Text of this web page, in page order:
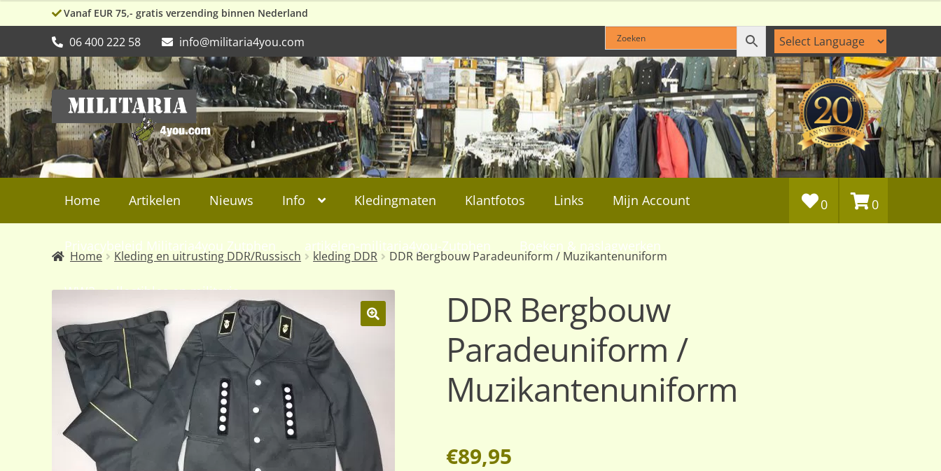
Vanaf EUR 75,- gratis verzending binnen Nederland
06 400 222 58 info@militaria4you.com
Ga
door
naar
navigatie
Ga
naar
de
inhoud
Home Artikelen Nieuws Info Kledingmaten Klantfotos Links Mijn Account
Privacybeleid Militaria4you Zutphen artikelen-militaria4you-Zutphen Boeken & naslagwerken
WW2, collectibles en militaria
0 0
Home Kleding en uitrusting DDR/Russisch kleding DDR DDR Bergbouw Paradeuniform / Muzikantenuniform
DDR Bergbouw
Paradeuniform /
Muzikantenuniform
€89,95